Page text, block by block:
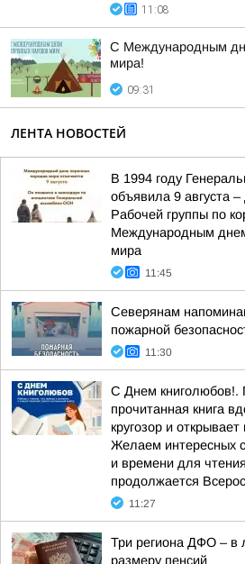
11:08
С Международным
мира!
09:31
ЛЕНТА НОВОСТЕЙ
В 1994 году
объявила 9 августа
Рабочей группы по
Международным
мира
11:45
Северянам
пожарной
11:30
С Днем книголюбов!.
прочитанная книга
кругозор и
Желаем интересных
и времени для
продолжается
11:27
Три региона ДФО – в
размеру пенсий